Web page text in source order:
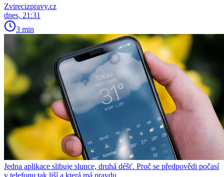
Zvirecizpravy.cz
dnes, 21:31
3 min
Jedna aplikace slibuje slunce, druhá déšť. Proč se předpovědi počasí